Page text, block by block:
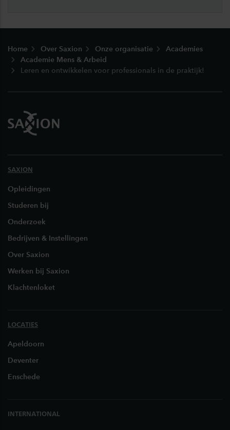
Home Over Saxion Onze organisatie
Academies
Academie Mens & Arbeid
Leren en ontwikkelen voor professionals in de praktijk!
SAXION
Opleidingen
Studeren bij
Onderzoek
Bedrijven & Instellingen
Over Saxion
Werken bij Saxion
Klachtenloket
LOCATIES
Apeldoorn
Deventer
Enschede
INTERNATIONAL